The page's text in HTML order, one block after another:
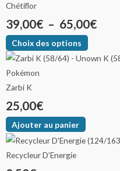
Chétiflor
39,00€ – 65,00€
Choix des options
Zarbi K
25,00€
Ajouter au panier
Recycleur D’Energie